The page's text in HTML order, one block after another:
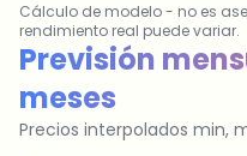
Cálculo de modelo - no es
rendimiento real puede variar.
Simulador de plan de
Previsión
meses
Precios interpolados min,